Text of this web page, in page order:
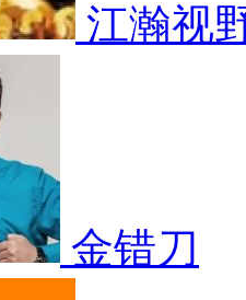
江瀚视
金错刀